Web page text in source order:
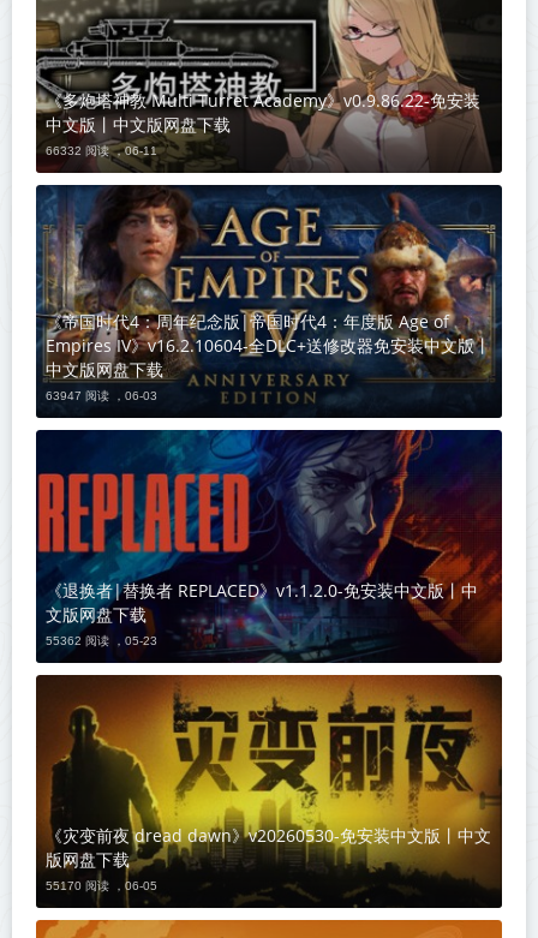
《多炮塔神教 Multi Turret Academy》v0.9.86.22-免安装
中文版丨中文版网盘下载
66332 阅读 ，06-11
《帝国时代4：周年纪念版|帝国时代4：年度版 Age of
Empires IV》v16.2.10604-全DLC+送修改器免安装中文版丨
中文版网盘下载
63947 阅读 ， 06-03
《退换者|替换者 REPLACED》v1.1.2.0-免安装中文版丨中
文版网盘下载
55362 阅读 ， 05-23
《灾变前夜 dread dawn》v20260530-免安装中文版丨中文
版网盘下载
55170 阅读 ， 06-05